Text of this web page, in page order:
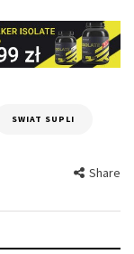
SWIAT SUPLI
Share